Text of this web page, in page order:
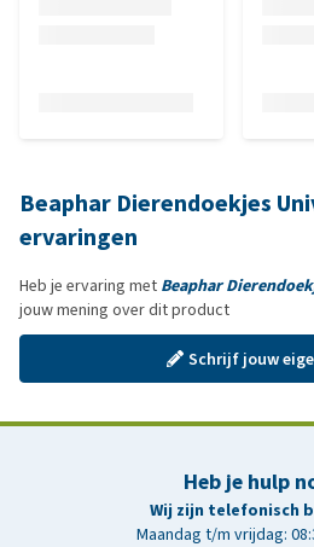
Beaphar Dierendoekjes
ervaringen
Heb je ervaring met Beaphar
jouw mening over dit product
Schrijf jouw
Heb je hulp
Wij zijn telefonisch
Maandag t/m vrijdag: